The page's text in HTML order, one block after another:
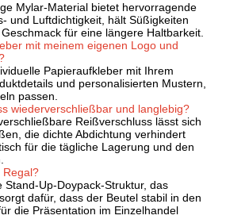
Mylar-Material bietet hervorragende
und Luftdichtigkeit, hält Süßigkeiten
für eine längere Haltbarkeit.
mit meinem eigenen Logo und
Papieraufkleber mit Ihrem
und personalisierten Mustern,
passen.
wiederverschließbar und langlebig?
Reißverschluss lässt sich
die dichte Abdichtung verhindert
für die tägliche Lagerung und den
Regal?
Up-Doypack-Struktur, das
dafür, dass der Beutel stabil in den
die Präsentation im Einzelhandel